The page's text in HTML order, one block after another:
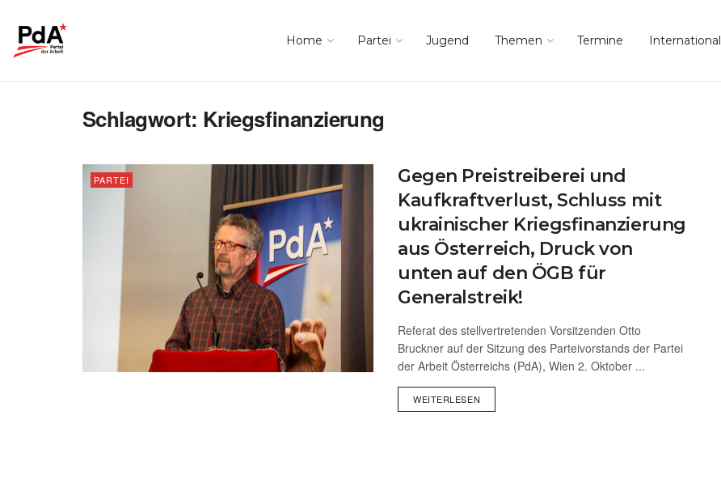
Home Partei Jugend Themen Termine International
Schlagwort: Kriegsfinanzierung
PARTEI
Gegen Preistreiberei und
Kaufkraftverlust, Schluss mit
ukrainischer Kriegsfinanzierung
aus Österreich, Druck von
unten auf den ÖGB für
Generalstreik!
Referat des stellvertretenden Vorsitzenden Otto
Bruckner auf der Sitzung des Parteivorstands der Partei
der Arbeit Österreichs (PdA), Wien 2. Oktober ...
WEITERLESEN